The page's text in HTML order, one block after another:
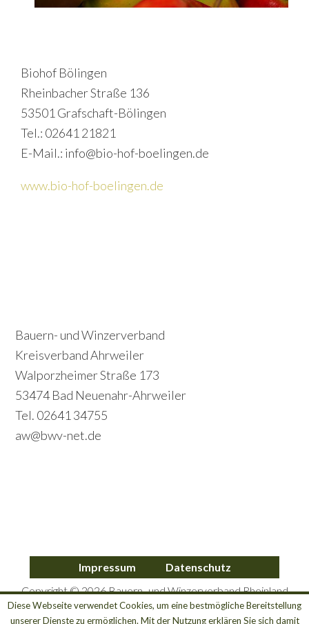
Biohof Bölingen
Rheinbacher Straße 136
53501 Grafschaft-Bölingen
Tel.: 02641 21821
E-Mail.: info@bio-hof-boelingen.de
www.bio-hof-boelingen.de
r
b
Footer
Bauern- und Winzerverband
Kreisverband Ahrweiler
Walporzheimer Straße 173
53474 Bad Neuenahr-Ahrweiler
Tel. 02641 34755
aw@bwv-net.de
Impressum
Datenschutz
Copyright © 2026 Bauern- und Winzerverband Rheinland
Nassau e.V. Kreisverband Ahrweiler
Diese Webseite verwendet Cookies, um eine bestmögliche Bereitstellung
unserer Dienste zu ermöglichen. Mit der Nutzung erklären Sie sich damit